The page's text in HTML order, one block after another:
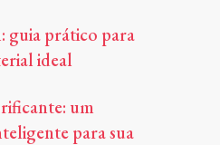
guia prático para
ideal
um
para sua